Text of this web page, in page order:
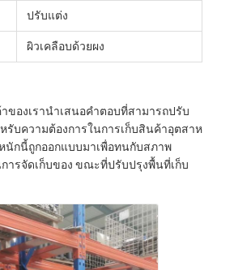
ปรับแต่ง
ผิวเคลือบด้วยผง
ของเรานําเสนอคําตอบที่สามารถปรับ
รับความต้องการในการเก็บสินค้าอุตสาห
นักนี้ถูกออกแบบมาเพื่อทนกับสภาพ
ารจัดเก็บของ ขณะที่ปรับปรุงพื้นที่เก็บ